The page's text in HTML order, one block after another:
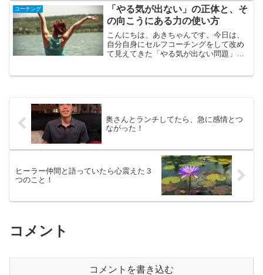
ールしたいあなたに、感情の発生原因か
ら対策まで詳しく説明しま...
コーチング
「やる気が出ない」の正体と、そ
の向こうにある力の使い方
こんにちは、あきちゃんです。今日は、
自分自身にセルフコーチングをして改め
て見えてきた「やる気が出ない問題」に
奥さんとランチしてたら、急に感情とつ
ながった！
ヒーラー仲間と語っていたら心震えた３
つのこと！
コメント
コメントを書き込む